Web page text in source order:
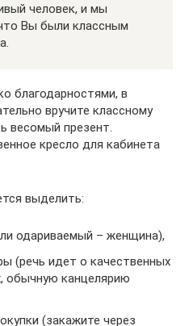
человек, и мы
Вы были классным
благодарностями, в
вручите классному
весомый презент.
кресло для кабинета
выделить:
одариваемый – женщина),
(речь идет о качественных
обычную канцелярию
(закажите через